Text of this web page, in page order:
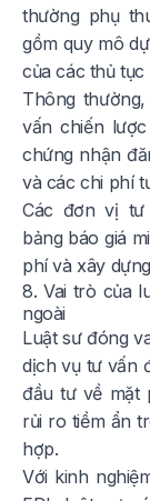
thường phụ
gồm quy mô
của các thủ
Thông
vấn chiến
chứng nhận
và các chi phí
Các đơn vị tư
bảng báo giá
phí và xây
8. Vai trò của
ngoài
Luật sư đóng
dịch vụ tư vấn
đầu tư về mặt
rủi ro tiềm ẩn
hợp.
Với kinh